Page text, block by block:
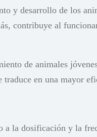
y desarrollo de los
contribuye al
de animales
en una mayor
a la dosificación y la